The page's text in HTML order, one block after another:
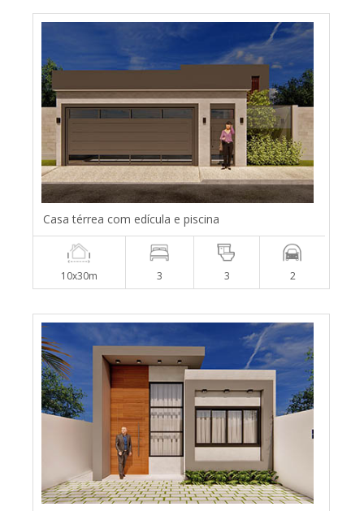
Casa térrea com edícula e piscina
10x30m 3 3 2